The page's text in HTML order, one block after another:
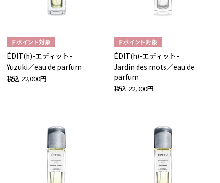
ÉDIT(h)-エディット-
Yuzuki／eau de parfum
税込 22,000円
ÉDIT(h)-エディット-
Jardin des mots／eau de
parfum
税込 22,000円